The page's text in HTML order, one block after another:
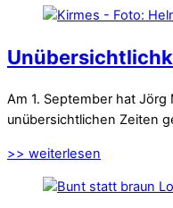
Am 1. September hat
unübersichtlichen Zeiten
>> weiterlesen